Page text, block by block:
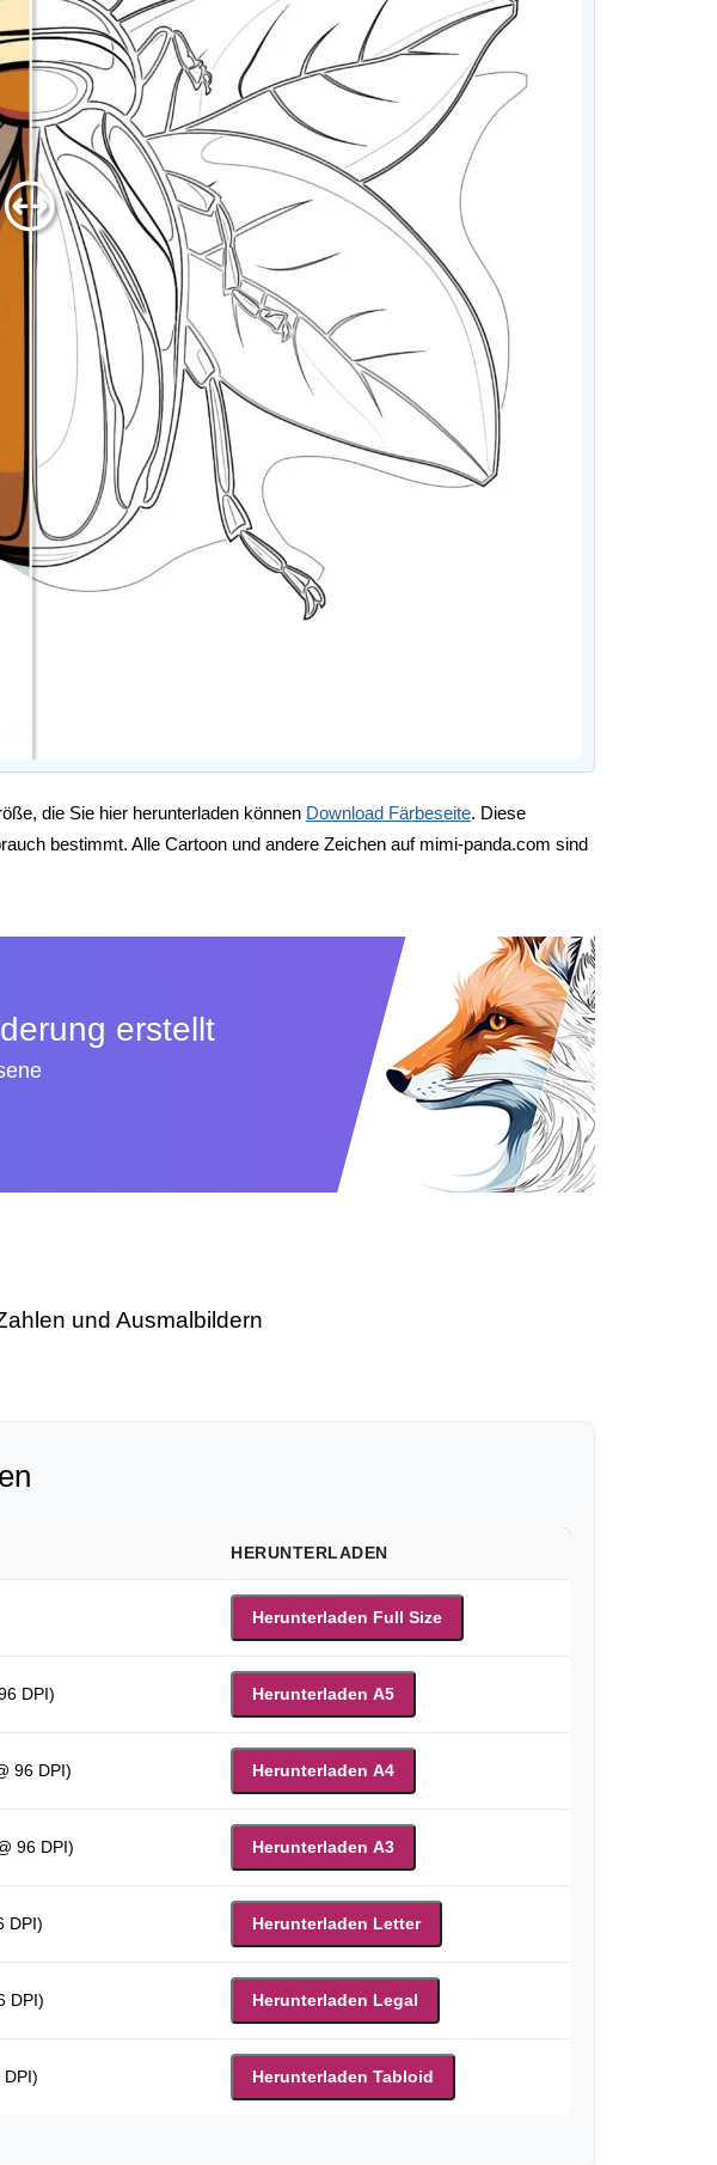
die Sie hier herunterladen können Download Färbeseite. Diese
bestimmt. Alle Cartoon und andere Zeichen auf mimi-panda.com sind
erstellt
und Ausmalbildern
HERUNTERLADEN
Herunterladen Full Size
DPI) Herunterladen A5
96 DPI) Herunterladen A4
96 DPI) Herunterladen A3
DPI) Herunterladen Letter
DPI) Herunterladen Legal
Herunterladen Tabloid